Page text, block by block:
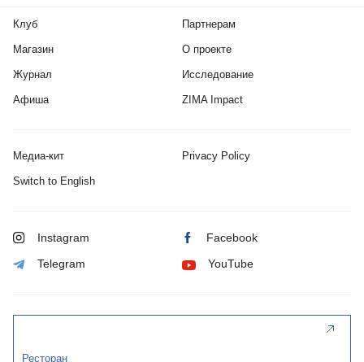
Клуб
Магазин
Журнал
Афиша
Партнерам
О проекте
Исследование
ZIMA Impact
Медиа-кит Privacy Policy
Switch to English
Instagram Facebook
Telegram YouTube
Ресторан